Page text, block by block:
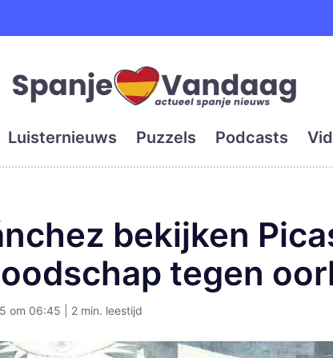
grootste digitale
Luisternieuws Puzzels Podcasts
bekijken
tegen
om 06:45 | 2 min. leestijd